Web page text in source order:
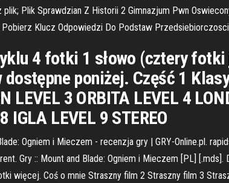
plik; Plik Sprawdzian Z Historii 2 Gimnazjum Pwn
Klucz Odpowiedzi Do Podstaw
4 fotki 1 słowo (cztery
dostępne poniżej. Część 1
LEVEL 3 ORBITA LEVEL 4
IGLA LEVEL 9 STEREO
Ogniem i Mieczem - recenzja gry | GRY-Online.pl.
Gry :: Mount and Blade: Ogniem i Mieczem [PL]
więcej. Coś o mnie Straszny film 2 Straszny film 3